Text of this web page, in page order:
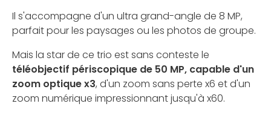
Il s'accompagne d'un ultra grand-angle de 8 MP,
parfait pour les paysages ou les photos de groupe.
Mais la star de ce trio est sans conteste le
téléobjectif périscopique de 50 MP, capable d'un
zoom optique x3, d'un zoom sans perte x6 et d'un
zoom numérique impressionnant jusqu'à x60.